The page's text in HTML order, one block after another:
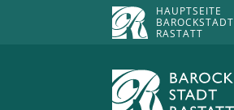
HAUPTSEITE
BAROCKSTADT
RASTATT